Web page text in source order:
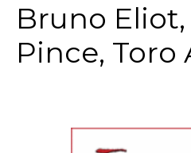
Bruno
Pince, Toro